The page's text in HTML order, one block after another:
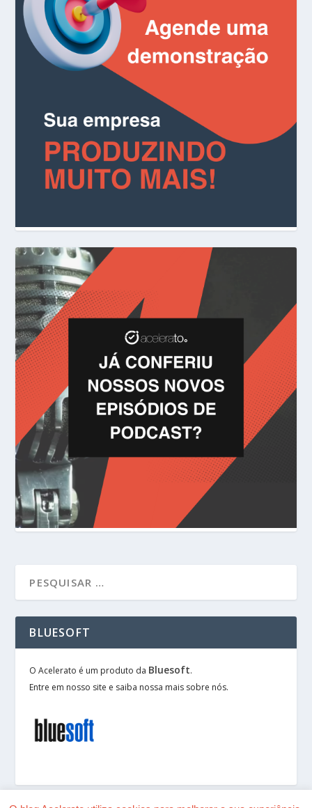
BLUESOFT
O Acelerato é um produto da Bluesoft.
Entre em nosso site e saiba nossa mais sobre nós.